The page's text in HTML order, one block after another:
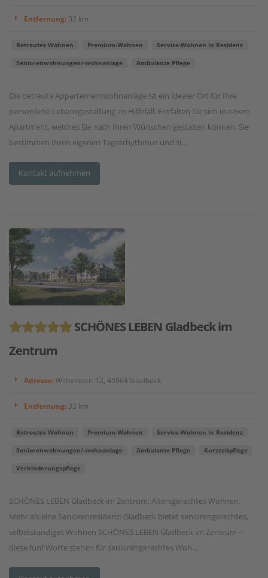
Entfernung: 32 km
Betreutes Wohnen Premium-Wohnen Service-Wohnen in Residenz
Seniorenwohnungen/-wohnanlage Ambulante Pflege
Die betreute Appartementwohnanlage ist ein idealer Ort für Ihre
persönliche Lebensgestaltung im Hilfefall. Entfalten Sie sich in einem
Apartment, welches Sie nach Ihren Wünschen gestalten können. Sie
bestimmen Ihren eigenen Tagesrhythmus und si...
Kontakt aufnehmen
SCHÖNES LEBEN Gladbeck im
Zentrum
Adresse:Wilhelmstr. 12, 45964 Gladbeck
Entfernung: 33 km
Betreutes Wohnen Premium-Wohnen Service-Wohnen in Residenz
Seniorenwohnungen/-wohnanlage Ambulante Pflege Kurzzeitpflege
Verhinderungspflege
SCHÖNES LEBEN Gladbeck im Zentrum: Altersgerechtes Wohnen.
Mehr als eine Seniorenresidenz: Gladbeck bietet seniorengerechtes,
selbstständiges Wohnen SCHÖNES LEBEN Gladbeck im Zentrum –
diese fünf Worte stehen für seniorengerechtes Woh...